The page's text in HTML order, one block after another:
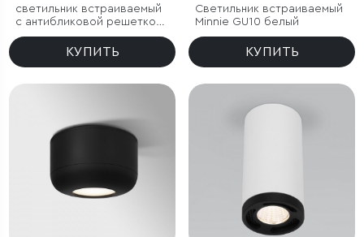
светильник встраиваемый
с антибликовой решеткой
Bell 8W 3000K черный
КУПИТЬ
Светильник встраиваемый
Minnie GU10 белый
КУПИТЬ